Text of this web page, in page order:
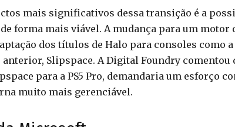
mais significativos dessa transição é a
forma mais viável. A mudança para um
dos títulos de Halo para consoles como
Slipspace. A Digital Foundry
para a PS5 Pro, demandaria um esforço
muito mais gerenciável.